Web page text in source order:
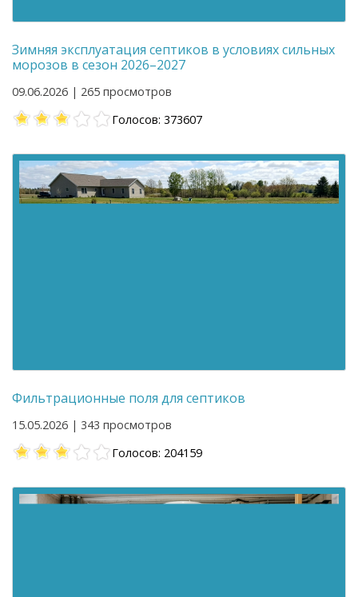
Зимняя эксплуатация септиков в условиях сильных
морозов в сезон 2026–2027
09.06.2026 | 265 просмотров
Голосов: 373607
Фильтрационные поля для септиков
15.05.2026 | 343 просмотров
Голосов: 204159